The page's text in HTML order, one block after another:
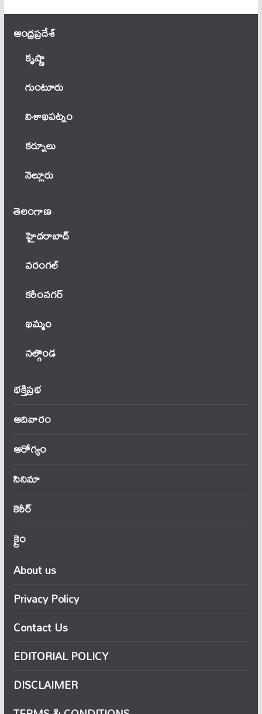
ఆంధ్ర‌ప్ర‌దేశ్
కృష్ణా
గుంటూరు
విశాఖపట్నం
కర్నూలు
నెల్లూరు
తెలంగాణ‌
హైదరాబాద్
వ‌రంగ‌ల్
కరీంనగర్
ఖ‌మ్మం
నల్గొండ
భక్తిప్రభ
ఆదివారం
ఆరోగ్యం
సినిమా
కెరీర్
క్రైం
About us
Privacy Policy
Contact Us
EDITORIAL POLICY
DISCLAIMER